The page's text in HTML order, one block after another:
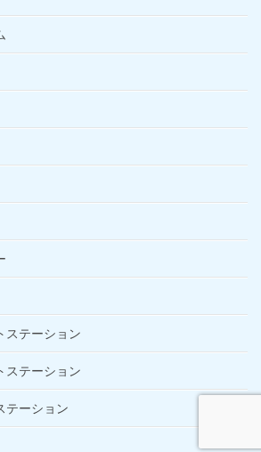
ステーション
ステーション
テーション